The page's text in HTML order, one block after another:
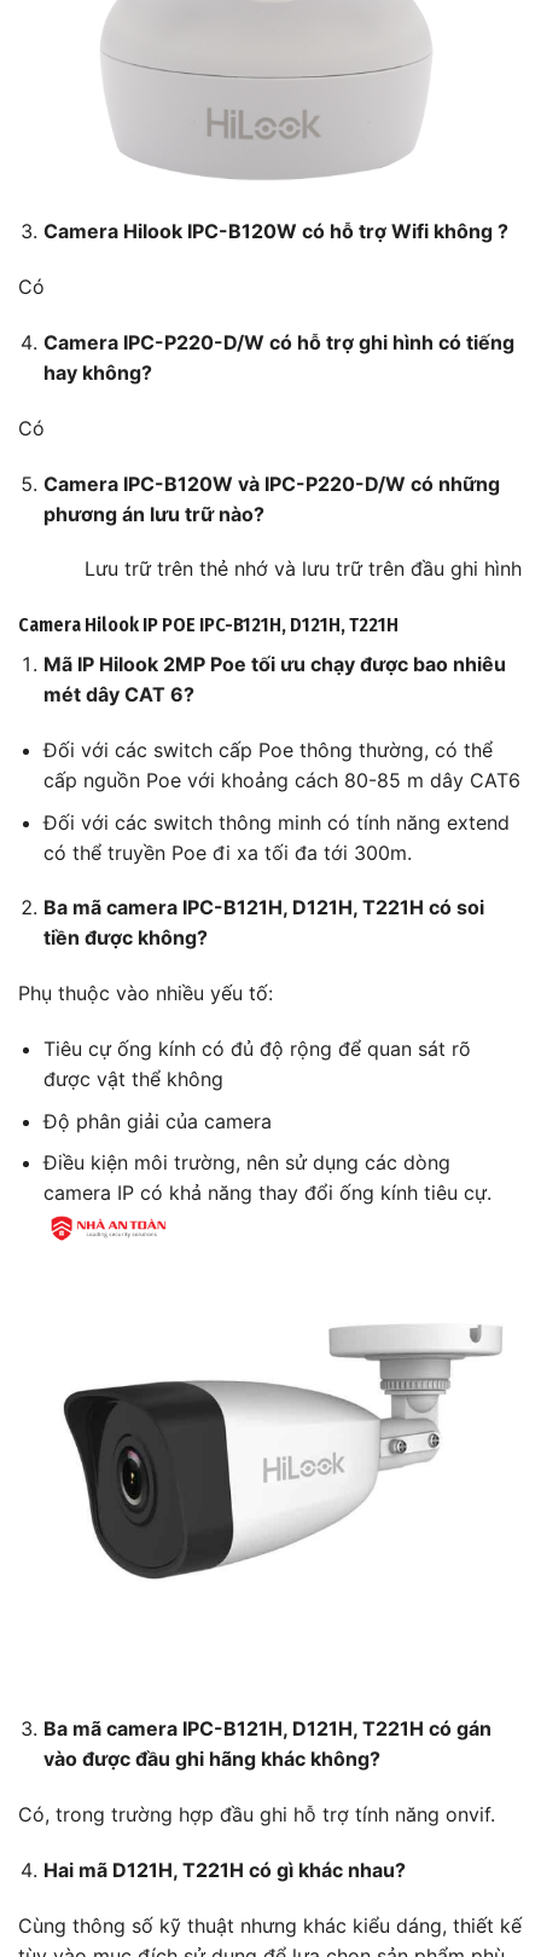
Camera Hilook IPC-B120W có hỗ trợ Wifi không ?
Có
Camera IPC-P220-D/W có hỗ trợ ghi hình có tiếng
hay không?
Có
Camera IPC-B120W và IPC-P220-D/W có những
phương án lưu trữ nào?
Lưu trữ trên thẻ nhớ và lưu trữ trên đầu ghi hình
Camera Hilook IP POE IPC-B121H, D121H, T221H
Mã IP Hilook 2MP Poe tối ưu chạy được bao nhiêu
mét dây CAT 6?
Đối với các switch cấp Poe thông thường, có thể
cấp nguồn Poe với khoảng cách 80-85 m dây CAT6
Đối với các switch thông minh có tính năng extend
có thể truyền Poe đi xa tối đa tới 300m.
Ba mã camera IPC-B121H, D121H, T221H có soi
tiền được không?
Phụ thuộc vào nhiều yếu tố:
Tiêu cự ống kính có đủ độ rộng để quan sát rõ
được vật thể không
Độ phân giải của camera
Điều kiện môi trường, nên sử dụng các dòng
camera IP có khả năng thay đổi ống kính tiêu cự.
Ba mã camera IPC-B121H, D121H, T221H có gán
vào được đầu ghi hãng khác không?
Có, trong trường hợp đầu ghi hỗ trợ tính năng onvif.
Hai mã D121H, T221H có gì khác nhau?
Cùng thông số kỹ thuật nhưng khác kiểu dáng, thiết kế